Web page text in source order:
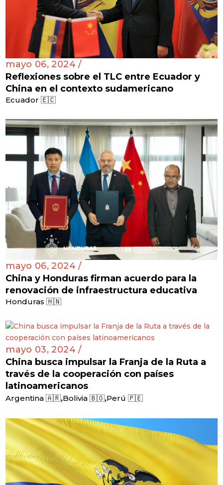
mayo 06, 2024 /
Reflexiones sobre el TLC entre Ecuador y
China en el contexto sudamericano
Ecuador 🇪🇨
mayo 06, 2024 /
China y Honduras firman acuerdo para la
renovación de infraestructura educativa
Honduras 🇭🇳
mayo 03, 2024 /
China busca impulsar la Franja de la Ruta a
través de la cooperación con países
latinoamericanos
Argentina 🇦🇷,Bolivia 🇧🇴,Perú 🇵🇪